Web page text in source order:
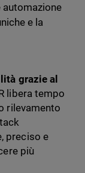
automazione
e la
grazie al
libera tempo
rilevamento
preciso e
più